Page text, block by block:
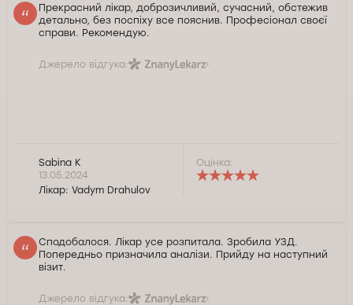
Прекрасний лікар, доброзичливий, сучасний, обстежив
детально, без поспіху все пояснив. Професіонал своєї
справи. Рекомендую.
Джерело відгука:
Sabina K
13.05.2024
Лікар: Vadym Drahulov
Оцінка:
Сподобалося. Лікар усе розпитала. Зробила УЗД.
Попередньо призначила аналізи. Прийду на наступний
візит.
Джерело відгука: